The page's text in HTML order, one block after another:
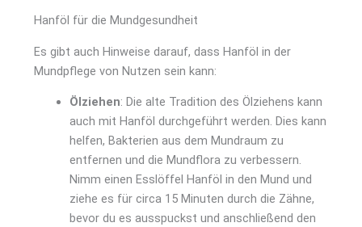
Hanföl für die Mundgesundheit
Es gibt auch Hinweise darauf, dass Hanföl in der
Mundpflege von Nutzen sein kann:
Ölziehen: Die alte Tradition des Ölziehens kann
auch mit Hanföl durchgeführt werden. Dies kann
helfen, Bakterien aus dem Mundraum zu
entfernen und die Mundflora zu verbessern.
Nimm einen Esslöffel Hanföl in den Mund und
ziehe es für circa 15 Minuten durch die Zähne,
bevor du es ausspuckst und anschließend den